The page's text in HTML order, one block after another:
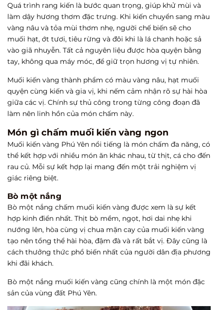
Quá trình rang kiến là bước quan trọng, giúp khử mùi và
làm dậy hương thơm đặc trưng. Khi kiến chuyển sang màu
vàng nâu và tỏa mùi thơm nhẹ, người chế biến sẽ cho
muối hạt, ớt tươi, tiêu rừng và đôi khi là lá chanh hoặc sả
vào giã nhuyễn. Tất cả nguyên liệu được hòa quyện bằng
tay, không qua máy móc, để giữ trọn hương vị tự nhiên.
Muối kiến vàng thành phẩm có màu vàng nâu, hạt muối
quyện cùng kiến và gia vị, khi nếm cảm nhận rõ sự hài hòa
giữa các vị. Chính sự thủ công trong từng công đoạn đã
làm nên linh hồn của món chấm này.
Món gì chấm muối kiến vàng ngon
Muối kiến vàng Phú Yên nổi tiếng là món chấm đa năng, có
thể kết hợp với nhiều món ăn khác nhau, từ thịt, cá cho đến
rau củ. Mỗi sự kết hợp lại mang đến một trải nghiệm vị
giác riêng biệt.
Bò một nắng
Bò một nắng chấm muối kiến vàng được xem là sự kết
hợp kinh điển nhất. Thịt bò mềm, ngọt, hơi dai nhẹ khi
nướng lên, hòa cùng vị chua mặn cay của muối kiến vàng
tạo nên tổng thể hài hòa, đậm đà và rất bắt vị. Đây cũng là
cách thưởng thức phổ biến nhất của người dân địa phương
khi đãi khách.
Bò một nắng muối kiến vàng cũng chính là một món đặc
sản của vùng đất Phú Yên.